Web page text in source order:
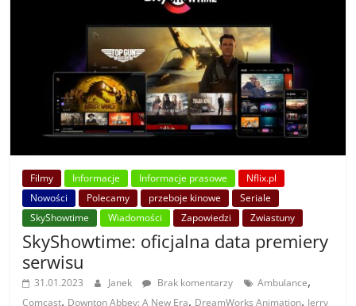
Filmy Informacje Informacje prasowe
Nflix.pl
Nowości
Polecamy przeboje kinowe
Seriale
SkyShowtime
Wiadomości Zapowiedzi Zwiastuny
SkyShowtime: oficjalna data premiery
serwisu
31.01.2023 Janek Brak komentarzy Ambulance,
Comcast, Downton Abbey: A New Era, DreamWorks Animation, Jerry